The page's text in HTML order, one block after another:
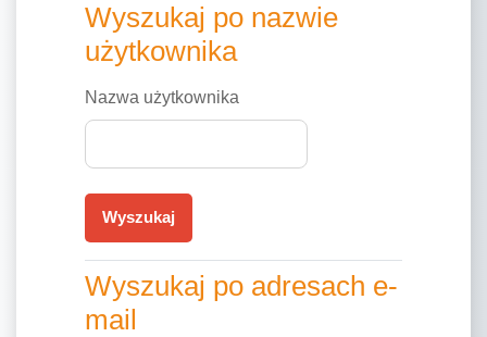
Wyszukaj po nazwie użytkownika
Wyszukaj po nazwie
użytkownika
Nazwa użytkownika
Wyszukaj po adresach e-mail
Wyszukaj po adresach e-
mail